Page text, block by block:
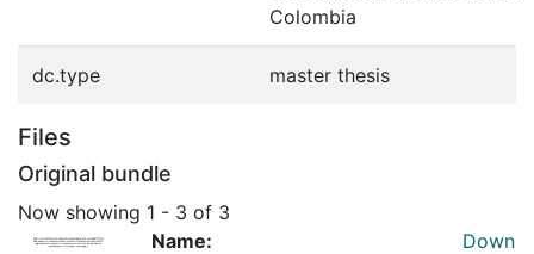
Colombia
dc.type master thesis
Files
Original bundle
Now showing 1 - 3 of 3
Name:
Down